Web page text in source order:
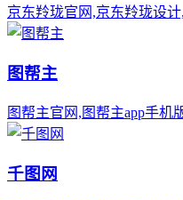
京东羚珑官网,京东羚珑设
图帮主
图帮主官网,图帮主app手机
千图网